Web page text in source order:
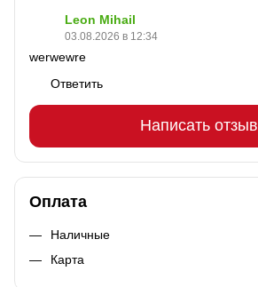
Leon Mihail
03.08.2026 в 12:34
werwewre
Ответить
Написать отзыв
Оплата
Наличные
Карта